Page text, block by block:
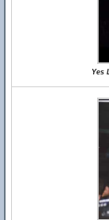
Yes